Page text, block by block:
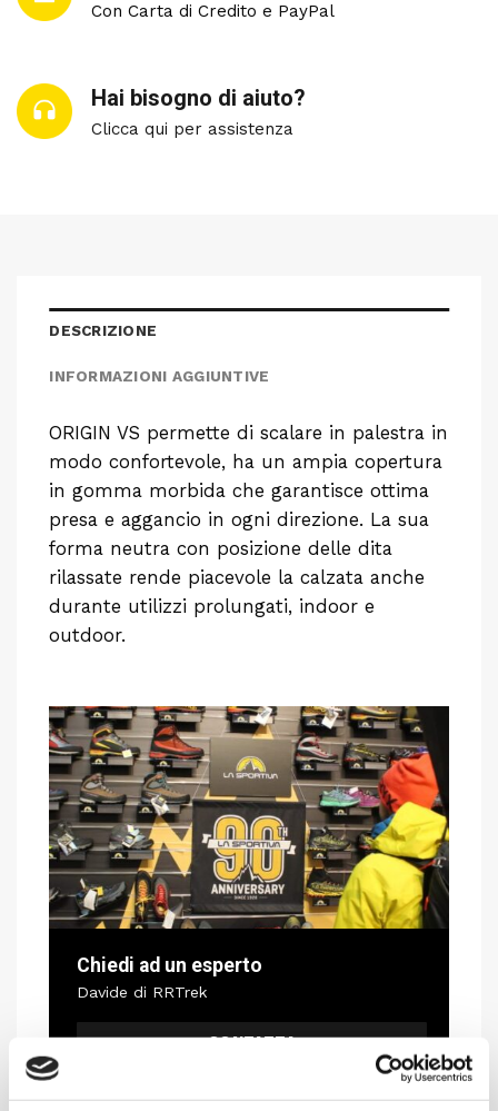
Con Carta di Credito e PayPal
Hai bisogno di aiuto?
Clicca qui per assistenza
Chiedi ad un esperto
Davide di RRTrek
CONTATTA
DESCRIZIONE
INFORMAZIONI AGGIUNTIVE
ORIGIN VS permette di scalare in palestra in
modo confortevole, ha un ampia copertura
in gomma morbida che garantisce ottima
presa e aggancio in ogni direzione. La sua
forma neutra con posizione delle dita
rilassate rende piacevole la calzata anche
durante utilizzi prolungati, indoor e
outdoor.